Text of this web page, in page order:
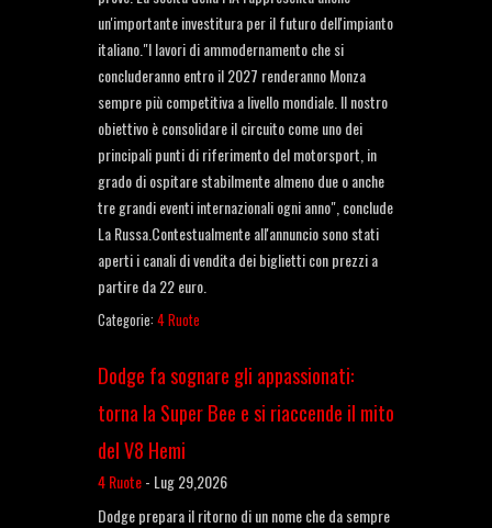
un'importante investitura per il futuro dell'impianto
italiano."I lavori di ammodernamento che si
concluderanno entro il 2027 renderanno Monza
sempre più competitiva a livello mondiale. Il nostro
obiettivo è consolidare il circuito come uno dei
principali punti di riferimento del motorsport, in
grado di ospitare stabilmente almeno due o anche
tre grandi eventi internazionali ogni anno", conclude
La Russa.Contestualmente all'annuncio sono stati
aperti i canali di vendita dei biglietti con prezzi a
partire da 22 euro.
Categorie: 4 Ruote
Dodge fa sognare gli appassionati:
torna la Super Bee e si riaccende il mito
del V8 Hemi
4 Ruote- Lug 29,2026
Dodge prepara il ritorno di un nome che da sempre